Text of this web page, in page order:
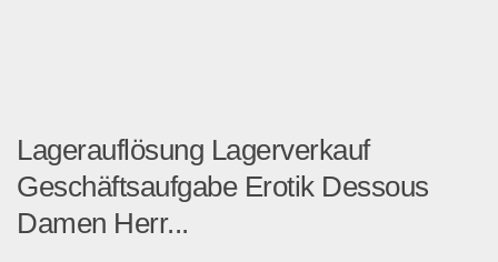
Lagerauflösung Lagerverkauf
Geschäftsaufgabe Erotik Dessous
Damen Herr...